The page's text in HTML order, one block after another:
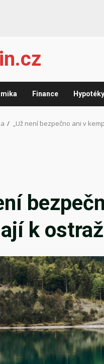
Finance Hypotéky
„Už není bezpečno ani v
k